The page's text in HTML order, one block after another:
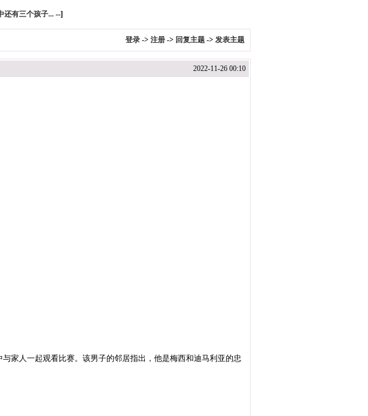
还有三个孩子... --]
登录 -> 注册 -> 回复主题 -> 发表主题
2022-11-26 00:10
家人一起观看比赛。该男子的邻居指出，他是梅西和迪马利亚的忠